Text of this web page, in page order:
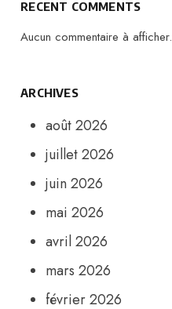
RECENT COMMENTS
Aucun commentaire à afficher.
ARCHIVES
août 2026
juillet 2026
juin 2026
mai 2026
avril 2026
mars 2026
février 2026